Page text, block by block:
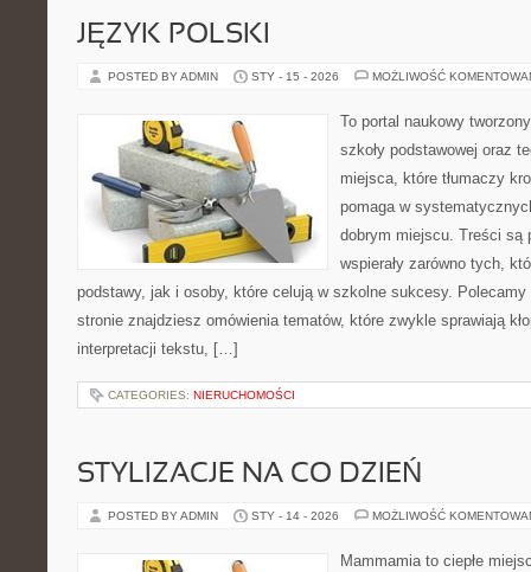
JĘZYK POLSKI
POSTED BY ADMIN STY - 15 - 2026 MOŻLIWOŚĆ
To portal naukowy
szkoły podstawowej oraz
miejsca, które tłumaczy
pomaga w
dobrym miejscu. Treści są
wspierały zarówno tych,
podstawy, jak i osoby, które celują w szkolne sukcesy.
stronie znajdziesz omówienia tematów, które zwykle sprawiają
interpretacji tekstu, […]
CATEGORIES: NIERUCHOMOŚCI
STYLIZACJE NA CO DZIEŃ
POSTED BY ADMIN STY - 14 - 2026 MOŻLIWOŚĆ
Mammamia to ciepłe